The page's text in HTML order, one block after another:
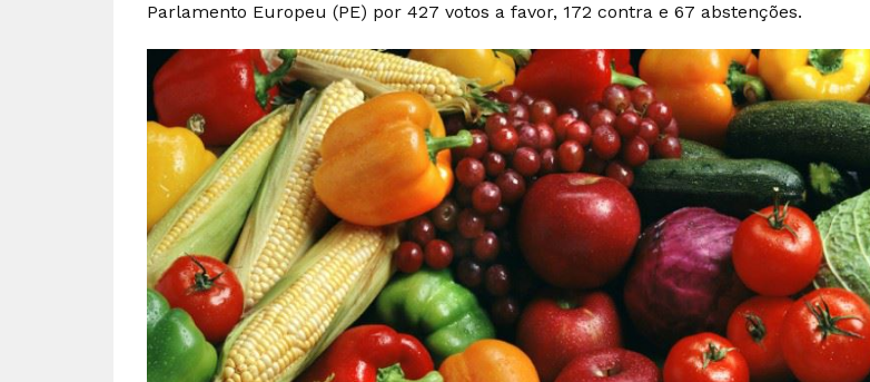
Parlamento Europeu (PE) por 427 votos a favor, 172 contra e 67 abstenções.